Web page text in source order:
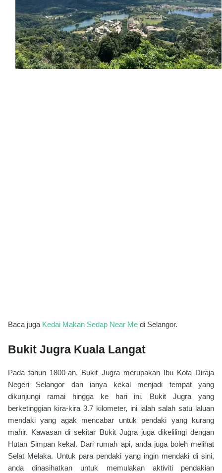
Baca juga Kedai Makan Sedap Near Me di Selangor.
Bukit Jugra Kuala Langat
Pada tahun 1800-an, Bukit Jugra merupakan Ibu Kota Diraja
Negeri Selangor dan ianya kekal menjadi tempat yang
dikunjungi ramai hingga ke hari ini. Bukit Jugra yang
berketinggian kira-kira 3.7 kilometer, ini ialah salah satu laluan
mendaki yang agak mencabar untuk pendaki yang kurang
mahir. Kawasan di sekitar Bukit Jugra juga dikelilingi dengan
Hutan Simpan kekal. Dari rumah api, anda juga boleh melihat
Selat Melaka. Untuk para pendaki yang ingin mendaki di sini,
anda dinasihatkan untuk memulakan aktiviti pendakian